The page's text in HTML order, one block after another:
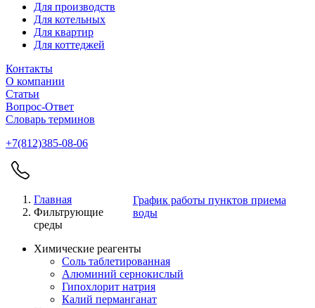
Для производств
Для котельных
Для квартир
Для коттеджей
Контакты
О компании
Статьи
Вопрос-Ответ
Словарь терминов
+7(812)385-08-06
Главная
Фильтрующие
среды
График работы пунктов приема
воды
Химические реагенты
Соль таблетированная
Алюминий сернокислый
Гипохлорит натрия
Калий перманганат